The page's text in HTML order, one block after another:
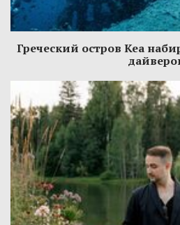
Греческий остров Кеа